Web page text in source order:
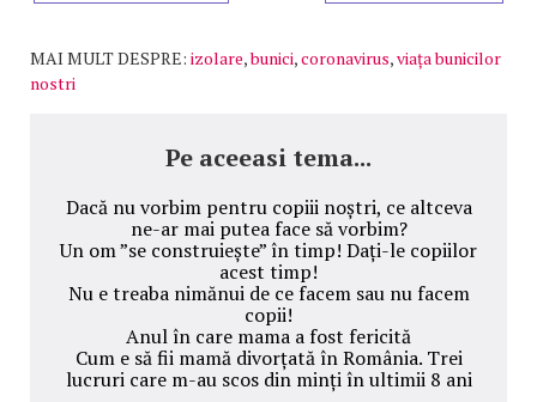
MAI MULT DESPRE: izolare,bunici,coronavirus,viața bunicilor
nostri
Pe aceeasi tema...
Dacă nu vorbim pentru copiii noștri, ce altceva
ne-ar mai putea face să vorbim?
Un om ”se construiește” în timp! Dați-le copiilor
acest timp!
Nu e treaba nimănui de ce facem sau nu facem
copii!
Anul în care mama a fost fericită
Cum e să fii mamă divorțată în România. Trei
lucruri care m-au scos din minți în ultimii 8 ani